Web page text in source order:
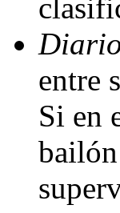
entre
Si en